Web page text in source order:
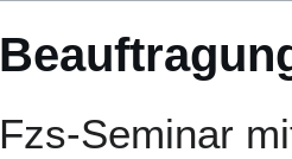
Fzs-Seminar